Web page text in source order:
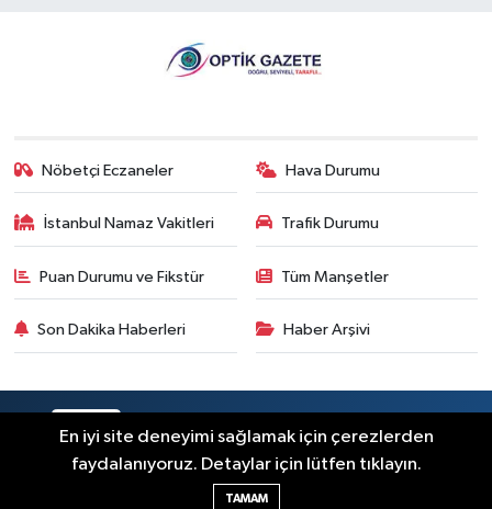
Nöbetçi Eczaneler Hava Durumu
İstanbul Namaz Vakitleri Trafik Durumu
Puan Durumu ve Fikstür Tüm Manşetler
Son Dakika Haberleri Haber Arşivi
RSS Copyright © 2026. Her hakkı saklıdır.
Haber Yazılımı:
En iyi site deneyimi sağlamak için çerezlerden
faydalanıyoruz. Detaylar için lütfen tıklayın.
TAMAM